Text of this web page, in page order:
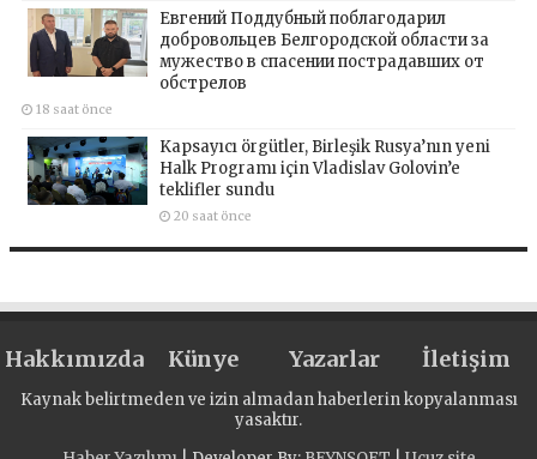
Евгений Поддубный поблагодарил
добровольцев Белгородской области за
мужество в спасении пострадавших от
обстрелов
18 saat önce
Kapsayıcı örgütler, Birleşik Rusya’nın yeni
Halk Programı için Vladislav Golovin’e
teklifler sundu
20 saat önce
Hakkımızda Künye Yazarlar İletişim
Kaynak belirtmeden ve izin almadan haberlerin kopyalanması
yasaktır.